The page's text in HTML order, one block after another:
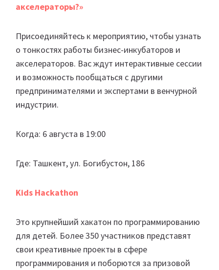
акселераторы?»
Присоединяйтесь к мероприятию, чтобы узнать
о тонкостях работы бизнес-инкубаторов и
акселераторов. Вас ждут интерактивные сессии
и возможность пообщаться с другими
предпринимателями и экспертами в венчурной
индустрии.
Когда: 6 августа в 19:00
Где: Ташкент, ул. Богибустон, 186
Kids Hackathon
Это крупнейший хакатон по программированию
для детей. Более 350 участников представят
свои креативные проекты в сфере
программирования и поборются за призовой